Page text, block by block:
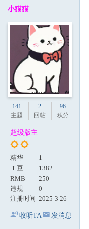
小猫猫
141
主题
2
回帖
96
积分
超级版主
精华
1
Ｔ豆
1382
RMB
250
违规
0
注册时间 2025-3-26
收听TA 发消息